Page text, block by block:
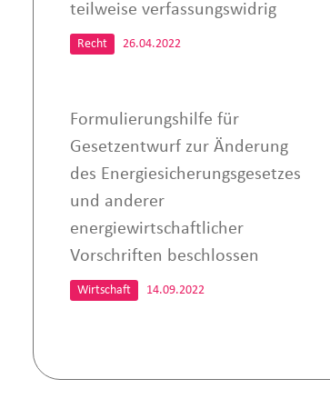
teilweise verfassungswidrig
Recht 26.04.2022
Formulierungshilfe für
Gesetzentwurf zur Änderung
des Energiesicherungsgesetzes
und anderer
energiewirtschaftlicher
Vorschriften beschlossen
Wirtschaft 14.09.2022